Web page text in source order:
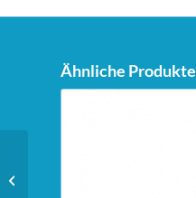
Ähnliche Produkte